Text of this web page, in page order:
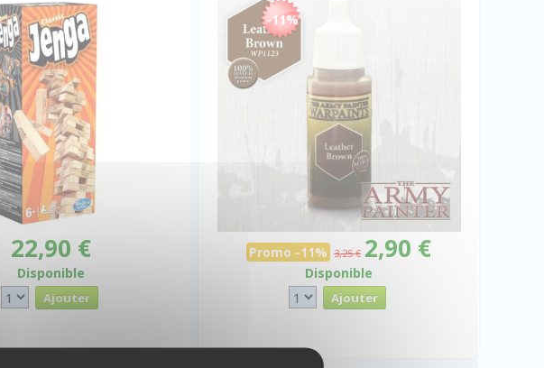
22,90 €
Disponible
-11%
Promo -11% 3,25 € 2,90 €
Disponible